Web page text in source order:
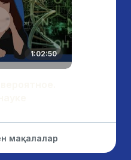
1:02:50
мақалалар